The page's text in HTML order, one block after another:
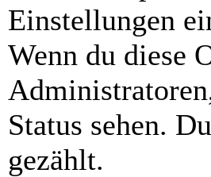
Einstellungen
Wenn du diese
Status sehen.
gezählt.